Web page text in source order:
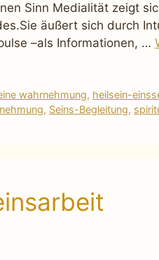
Sinn Medialität zeigt
äußert sich durch
–als Informationen, …
wahrnehmung, heilsein-
, Seins-Begleitung,